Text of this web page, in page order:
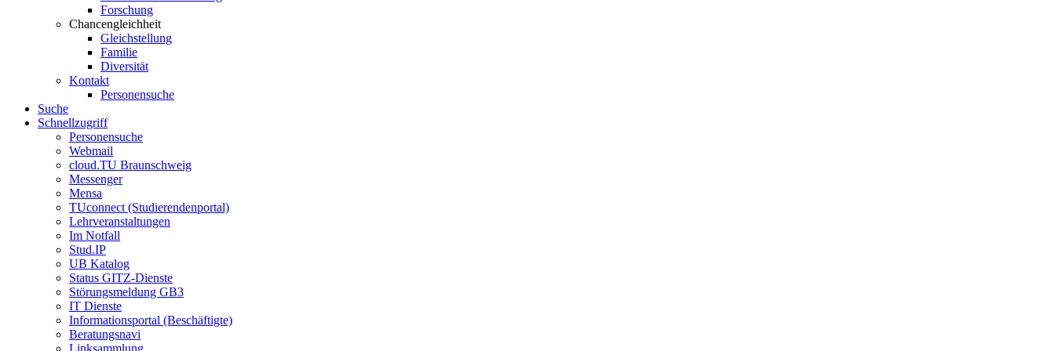
Forschung
Chancengleichheit
Gleichstellung
Familie
Diversität
Kontakt
Personensuche
Suche
Schnellzugriff
Personensuche
Webmail
cloud.TU Braunschweig
Messenger
Mensa
TUconnect (Studierendenportal)
Lehrveranstaltungen
Im Notfall
Stud.IP
UB Katalog
Status GITZ-Dienste
Störungsmeldung GB3
IT Dienste
Informationsportal (Beschäftigte)
Beratungsnavi
Linksammlung